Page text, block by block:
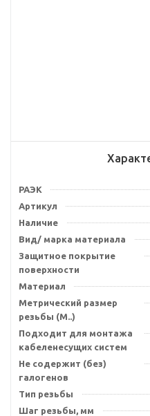
РАЭК
Артикул
Наличие
Вид/ марка материала
Защитное покрытие
поверхности
Материал
Метрический размер
резьбы (М..)
Подходит для монтажа
кабеленесущих систем
Не содержит (без)
галогенов
Тип резьбы
Шаг резьбы, мм